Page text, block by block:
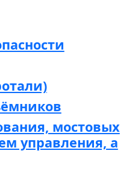
мостовых
управления, а